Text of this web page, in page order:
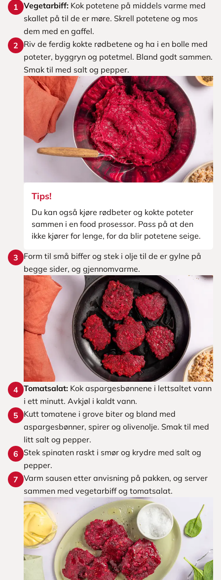
1 Vegetarbiff: Kok potetene på middels varme med
skallet på til de er møre. Skrell potetene og mos
dem med en gaffel.
2
Riv de ferdig kokte rødbetene og ha i en bolle med
poteter, byggryn og potetmel. Bland godt sammen.
Smak til med salt og pepper.
Tips!
Du kan også kjøre rødbeter og kokte poteter
sammen i en food prosessor. Pass på at den
ikke kjører for lenge, for da blir potetene seige.
3
Form til små biffer og stek i olje til de er gylne på
begge sider, og gjennomvarme.
4 Tomatsalat: Kok aspargesbønnene i lettsaltet vann
i ett minutt. Avkjøl i kaldt vann.
5
Kutt tomatene i grove biter og bland med
aspargesbønner, spirer og olivenolje. Smak til med
litt salt og pepper.
6
Stek spinaten raskt i smør og krydre med salt og
pepper.
7 Varm sausen etter anvisning på pakken, og server
sammen med vegetarbiff og tomatsalat.